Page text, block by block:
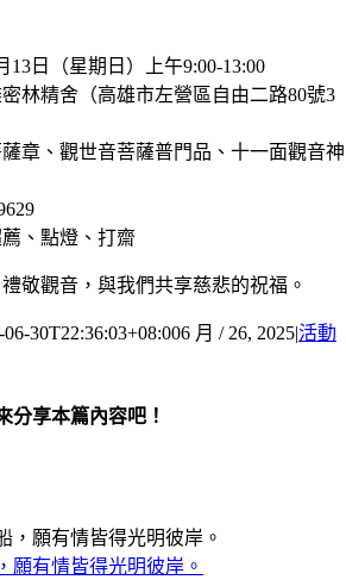
13日（星期日）上午9:00-13:00
林精舍（高雄市左營區自由二路80號3
章、觀世音菩薩普門品、十一面觀音神
、點燈、打齋
敬觀音，與我們共享慈悲的祝福。
06-30T22:36:03+08:006 月 / 26, 2025|活動
分享本篇內容吧！
願有情皆得光明彼岸。